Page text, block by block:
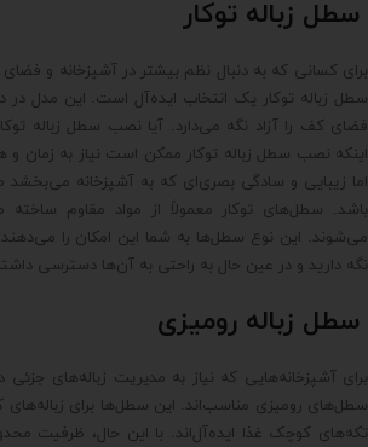
سطل زباله توکار
برای کسانی که به دنبال نظم بیشتر در آشپزخانه و
سطل زباله توکار یک انتخاب ایده‌آل است. این مدل در
فضای کف را آزاد نگه می‌دارد. آیا نصب سطل زباله
اینکه نصب سطل زباله توکار ممکن است نیاز به زمان و
اما زیبایی و سادگی بصری‌ای که به آشپزخانه می‌بخشد
باشد. سطل‌های توکار معمولاً از مواد مقاوم ساخته
می‌شوند. این نوع سطل‌ها به شما این امکان را می‌دهند
نگه دارید و در عین حال به راحتی به آن‌ها دسترسی
سطل زباله رومیزی
برای آشپزخانه‌هایی که نیاز به مدیریت زباله‌های جزئی
سطل‌های رومیزی مناسب‌اند. این سطل‌ها برای
تکه‌های کوچک غذا ایده‌آل‌اند. با این حال، ظرفیت